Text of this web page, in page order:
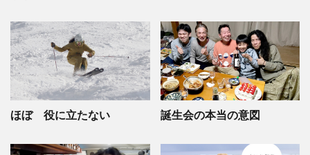
ほぼ 役に立たない 誕生会の本当の意図